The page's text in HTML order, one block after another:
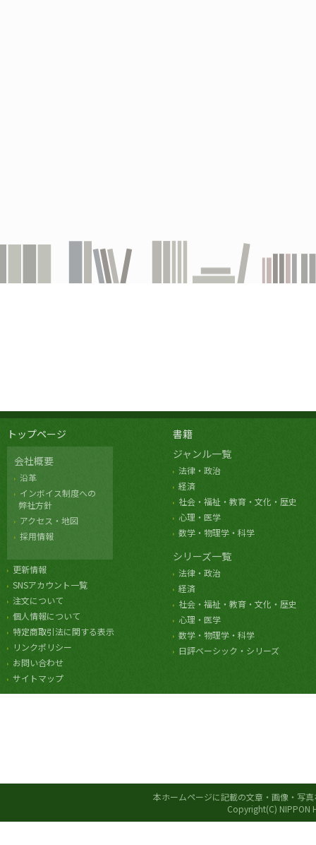
トップページ
会社概要
沿革
インボイス制度への
弊社方針
アクセス・地図
採用情報
更新情報
SNSアカウント一覧
注文について
個人情報について
特定商取引法に関する表示
リンクポリシー
お問い合わせ
サイトマップ
書籍
ジャンル一覧
法律・政治
経済
社会・福祉・教育・文化・歴史
心理・医学
数学・物理学・科学
シリーズ一覧
法律・政治
経済
社会・福祉・教育・文化・歴史
心理・医学
数学・物理学・科学
日評ベーシック・シリーズ
本ホームページに記載の文章・画像・写
Copyright(C) NIPPON